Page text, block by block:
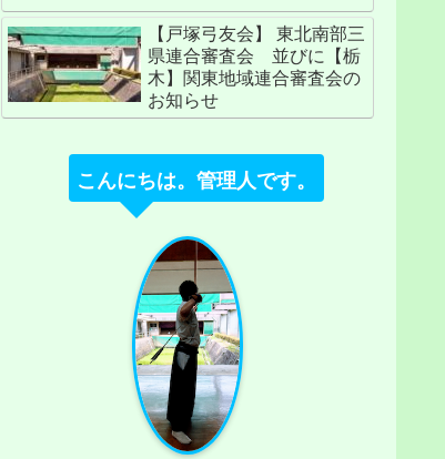
【戸塚弓友会】 東北南部三
県連合審査会 並びに【栃
木】関東地域連合審査会の
お知らせ
こんにちは。管理人です。